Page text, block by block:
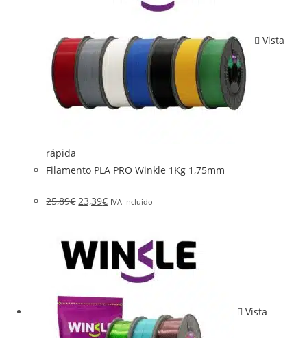
Vista
rápida
Filamento PLA PRO Winkle 1Kg 1,75mm
25,89€ 23,39€ IVA Incluido
Vista